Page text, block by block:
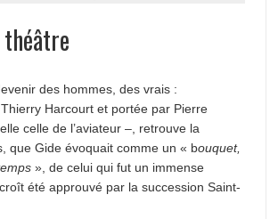
des hommes, des vrais :
Thierry Harcourt et portée par Pierre
celle de l’aviateur –, retrouve la
que Gide évoquait comme un « bouquet,
», de celui qui fut un immense
été approuvé par la succession Saint-